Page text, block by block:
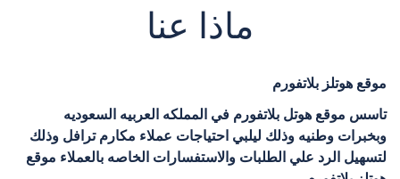
ماذا عنا
موقع هوتلز بلاتفورم
تاسس موقع هوتل بلاتفورم في المملكه العربيه السعوديه
وبخبرات وطنيه وذلك ليلبي احتياجات عملاء مكارم ترافل وذلك
لتسهيل الرد علي الطلبات والاستفسارات الخاصه بالعملاء موقع